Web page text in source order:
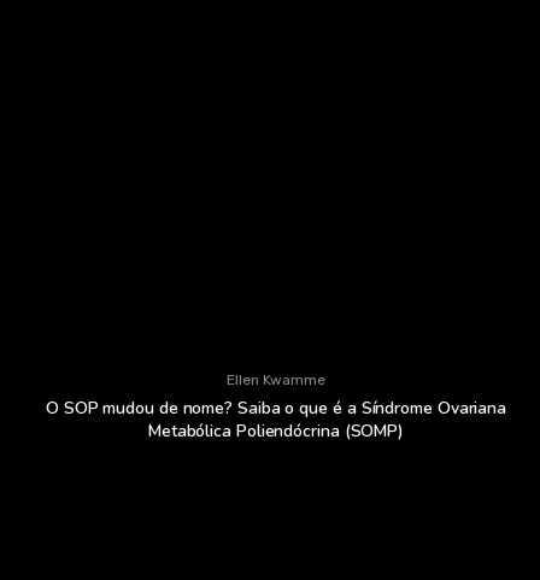
Ellen Kwamme
O SOP mudou de nome? Saiba o que é a Síndrome Ovariana
Metabólica Poliendócrina (SOMP)